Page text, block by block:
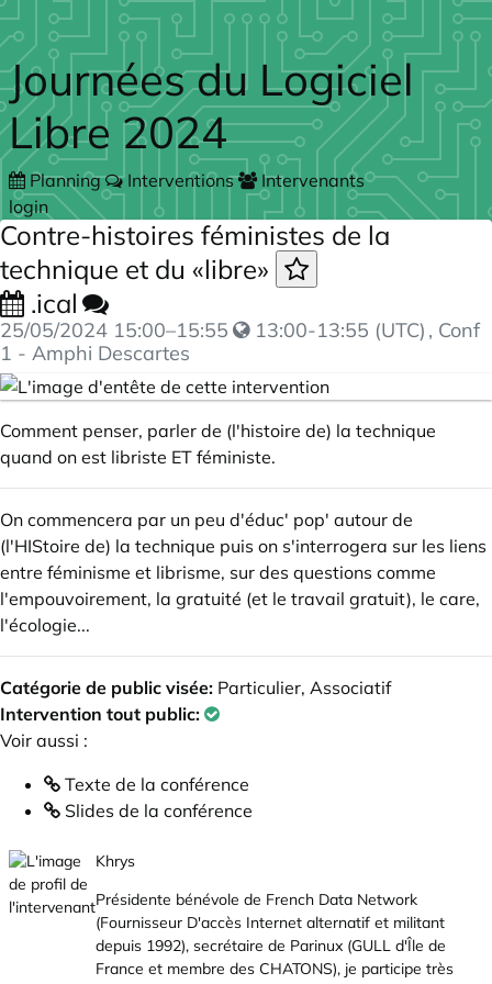
Skip to main content
Journées du Logiciel
Libre 2024
Planning Interventions
Intervenants
login
Contre-histoires féministes de la
technique et du «libre»
.ical
25/05/2024 15:00–15:55 13:00-13:55 (UTC) , Conf
1 - Amphi Descartes
Comment penser, parler de (l'histoire de) la technique
quand on est libriste ET féministe.
On commencera par un peu d'éduc' pop' autour de
(l'HIStoire de) la technique puis on s'interrogera sur les liens
entre féminisme et librisme, sur des questions comme
l'empouvoirement, la gratuité (et le travail gratuit), le care,
l'écologie...
Catégorie de public visée: Particulier, Associatif
Intervention tout public:
Voir aussi :
Texte de la conférence
Slides de la conférence
Khrys
Présidente bénévole de French Data Network
(Fournisseur D'accès Internet alternatif et militant
depuis 1992), secrétaire de Parinux (GULL d'Île de
France et membre des CHATONS), je participe très